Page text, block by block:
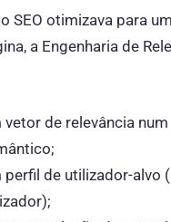
SEO otimizava para
a Engenharia de
vetor de relevância
perfil de utilizador-alvo